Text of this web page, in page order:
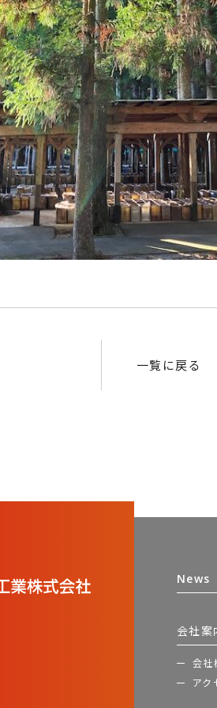
一覧に戻る
News
会社案
会社
アク